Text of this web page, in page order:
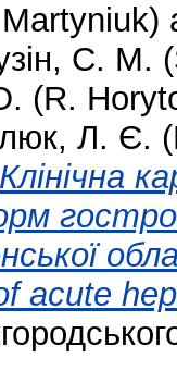
С. М.
(R.
Л. Є.
Клінічна
acute